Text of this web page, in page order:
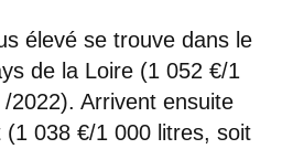
élevé se trouve dans le
de la Loire (1 052 €/1
2022). Arrivent ensuite
(1 038 €/1 000 litres, soit